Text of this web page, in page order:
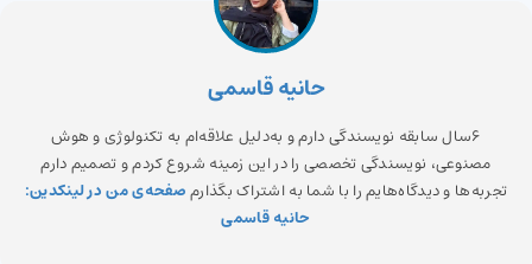
حانیه قاسمی
6سال سابقه نویسندگی دارم و به‌دلیل علاقه‌ام به تکنولوژی و هوش
مصنوعی، نویسندگی تخصصی را در این زمینه شروع کردم و تصمیم دارم
تجربه‌ها و دیدگاه‌هایم را با شما به اشتراک بگذارمصفحه‌ی من در لینکدین:
حانیه قاسمی